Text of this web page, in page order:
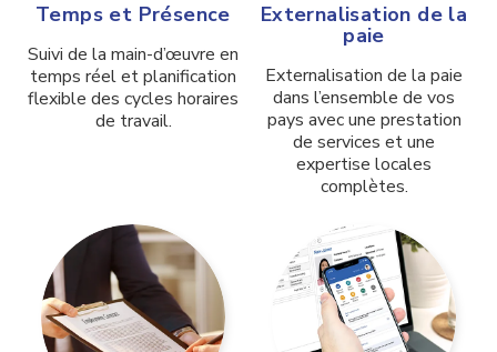
Temps et Présence
Suivi de la main-d’œuvre en
temps réel et planification
flexible des cycles horaires
de travail.
Externalisation de la
paie
Externalisation de la paie
dans l’ensemble de vos
pays avec une prestation
de services et une
expertise locales
complètes.